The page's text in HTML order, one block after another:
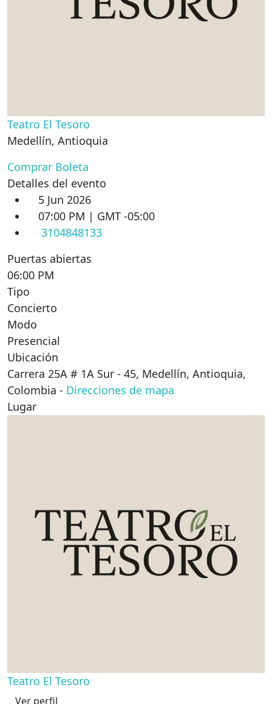
Teatro El Tesoro
Medellín, Antioquia
Comprar Boleta
Detalles del evento
5 Jun 2026
07:00 PM | GMT -05:00
3104848133
Puertas abiertas
06:00 PM
Tipo
Concierto
Modo
Presencial
Ubicación
Carrera 25A # 1A Sur - 45, Medellín, Antioquia,
Colombia - Direcciones de mapa
Lugar
Teatro El Tesoro
Ver perfil